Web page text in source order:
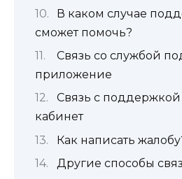
В каком случае
сможет помочь?
Связь со службой
приложение
Связь с
кабинет
Как написать
Другие способы